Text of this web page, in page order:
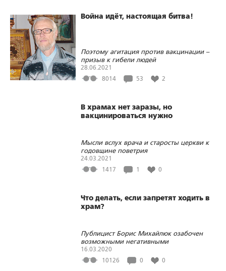
Война идёт, настоящая битва!
Поэтому агитация против вакцинации –
призыв к гибели людей
28.06.2021
8014
53 2
В храмах нет заразы, но
вакцинироваться нужно
Мысли вслух врача и старосты церкви к
годовщине поветрия
24.03.2021
1417
1 0
Что делать, если запретят ходить в
храм?
Публицист Борис Михайлюк озабочен
возможными негативными
последствиями коронавируса для
церковной жизни
16.03.2020
10126
0 0